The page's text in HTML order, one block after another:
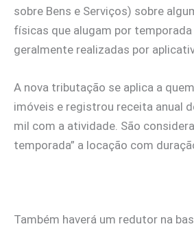
sobre Bens e Serviços) sobre
físicas que alugam por
geralmente realizadas por
A nova tributação se aplica a
imóveis e registrou receita anual
mil com a atividade. São
temporada” a locação com
Também haverá um redutor na